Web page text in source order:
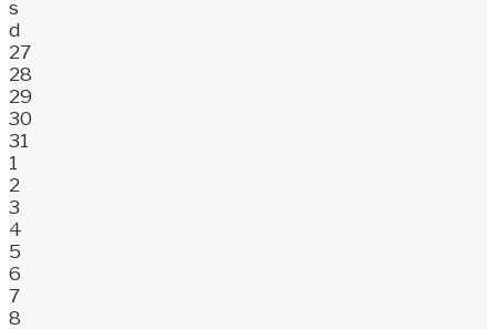
s
d
27
28
29
30
31
1
2
3
4
5
6
7
8